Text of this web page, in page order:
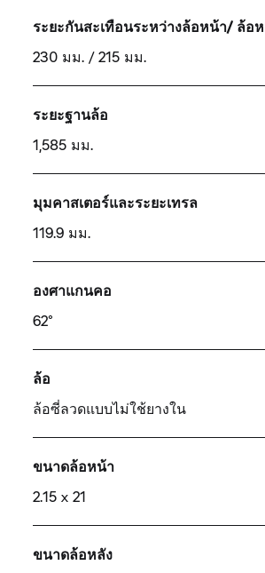
ระยะกันสะเทือนระหว่างล้อหน้า/ ล้อ
230 มม. / 215 มม.
ระยะฐานล้อ
1,585 มม.
มุมคาสเตอร์และระยะเทรล
119.9 มม.
องศาแกนคอ
62°
ล้อ
ล้อซี่ลวดแบบไม่ใช้ยางใน
ขนาดล้อหน้า
2.15 x 21
ขนาดล้อหลัง